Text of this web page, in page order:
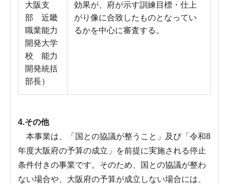
大阪支
部 近畿
職業能力
開発大学
校 能力
開発統括
部長）
効果が、府が示す訓練目標・仕上
がり像に合致したものとなってい
るかを中心に審査する。
4.その他
本事業は、「国との協議が整うこと」及び「令和8
年度大阪府の予算の成立」を前提に実施される停止
条件付きの事業です。そのため、国との協議が整わ
ない場合や、大阪府の予算が成立しない場合には、